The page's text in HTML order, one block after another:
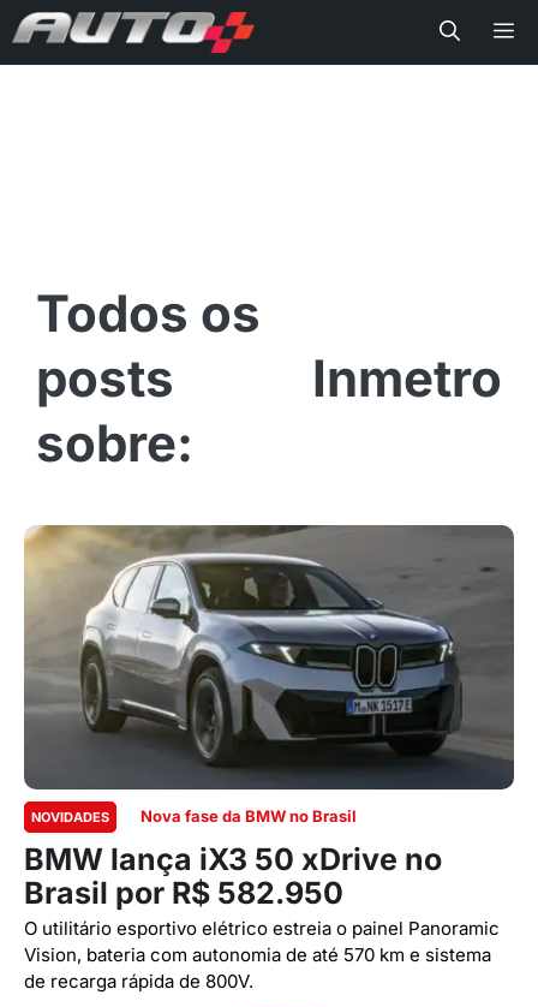
Inmetro
NOVIDADES Nova fase da BMW no Brasil
BMW lança iX3 50 xDrive no
Brasil por R$ 582.950
O utilitário esportivo elétrico estreia o painel Panoramic
Vision, bateria com autonomia de até 570 km e sistema
de recarga rápida de 800V.